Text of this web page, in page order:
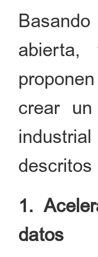
abierta,
crear
descritos
1.
datos